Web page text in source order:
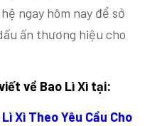
ngay hôm nay để sở
ấn thương hiệu cho
về Bao Lì Xì tại:
Xì Theo Yêu Cầu Cho